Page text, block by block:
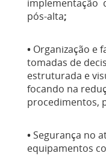
implementação
pós-alta;
• Organização e
tomadas de
estruturada e
focando na
procedimentos,
• Segurança no
equipamentos